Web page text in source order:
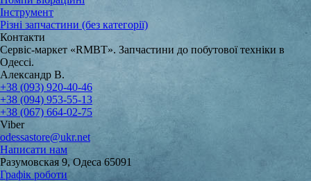
Інструмент
Різні запчастини (без категорії)
Контакти
Сервіс-маркет «RMBT». Запчастини до побутової техніки в
Одессі.
Александр В.
+38 (093) 920-40-46
+38 (094) 953-55-13
+38 (067) 664-02-75
Viber
odessastore@ukr.net
Написати нам
Разумовская 9, Одеса 65091
Графік роботи